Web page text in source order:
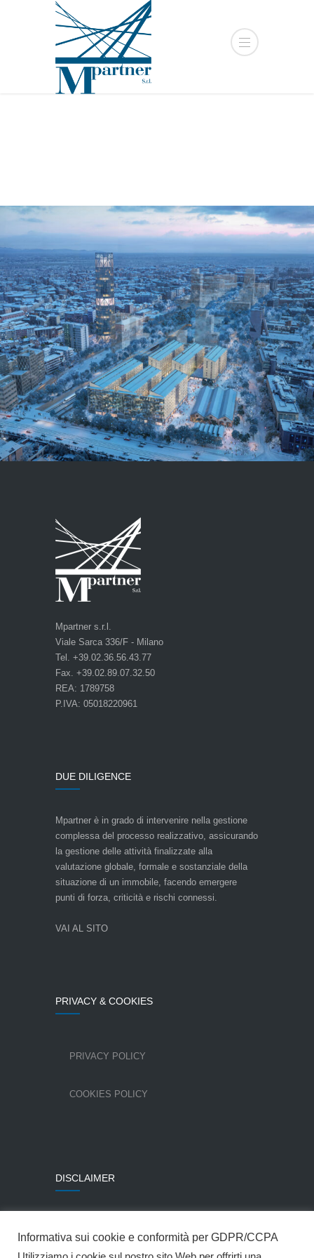
Mpartner s.r.l.
Viale Sarca 336/F - Milano
Tel. +39.02.36.56.43.77
Fax. +39.02.89.07.32.50
REA: 1789758
P.IVA: 05018220961
DUE DILIGENCE
Mpartner è in grado di intervenire nella gestione
complessa del processo realizzativo, assicurando
la gestione delle attività finalizzate alla
valutazione globale, formale e sostanziale della
situazione di un immobile, facendo emergere
punti di forza, criticità e rischi connessi.
VAI AL SITO
PRIVACY & COOKIES
PRIVACY POLICY
COOKIES POLICY
DISCLAIMER
concessione della Colombo Costruzioni SpA.
Informativa sui cookie e conformità per GDPR/CCPA